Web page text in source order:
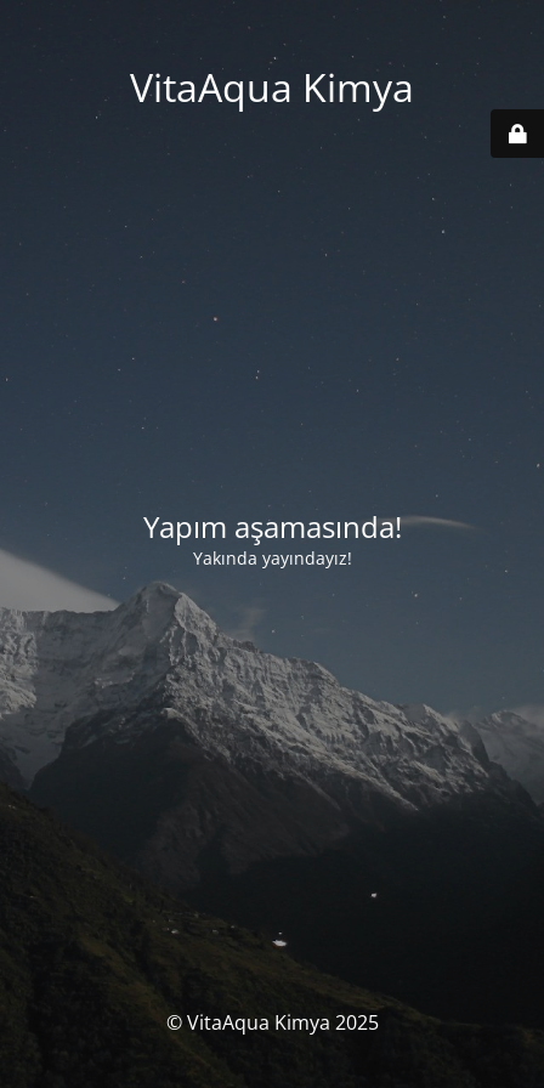
VitaAqua Kimya
Yapım aşamasında!
Yakında yayındayız!
© VitaAqua Kimya 2025